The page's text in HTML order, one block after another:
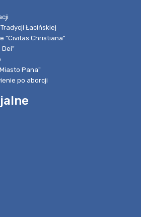
Łacińskiej
"Civitas Christiana"
Pana"
po aborcji